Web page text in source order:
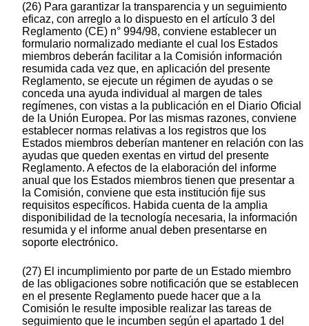
(26) Para garantizar la transparencia y un seguimiento
eficaz, con arreglo a lo dispuesto en el artículo 3 del
Reglamento (CE) n° 994/98, conviene establecer un
formulario normalizado mediante el cual los Estados
miembros deberán facilitar a la Comisión información
resumida cada vez que, en aplicación del presente
Reglamento, se ejecute un régimen de ayudas o se
conceda una ayuda individual al margen de tales
regímenes, con vistas a la publicación en el Diario Oficial
de la Unión Europea. Por las mismas razones, conviene
establecer normas relativas a los registros que los
Estados miembros deberían mantener en relación con las
ayudas que queden exentas en virtud del presente
Reglamento. A efectos de la elaboración del informe
anual que los Estados miembros tienen que presentar a
la Comisión, conviene que esta institución fije sus
requisitos específicos. Habida cuenta de la amplia
disponibilidad de la tecnología necesaria, la información
resumida y el informe anual deben presentarse en
soporte electrónico.
(27) El incumplimiento por parte de un Estado miembro
de las obligaciones sobre notificación que se establecen
en el presente Reglamento puede hacer que a la
Comisión le resulte imposible realizar las tareas de
seguimiento que le incumben según el apartado 1 del